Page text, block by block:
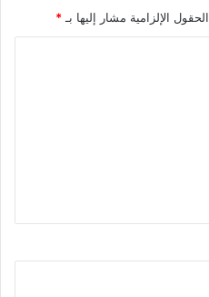
الحقول الإلزامية مشار إليها بـ*